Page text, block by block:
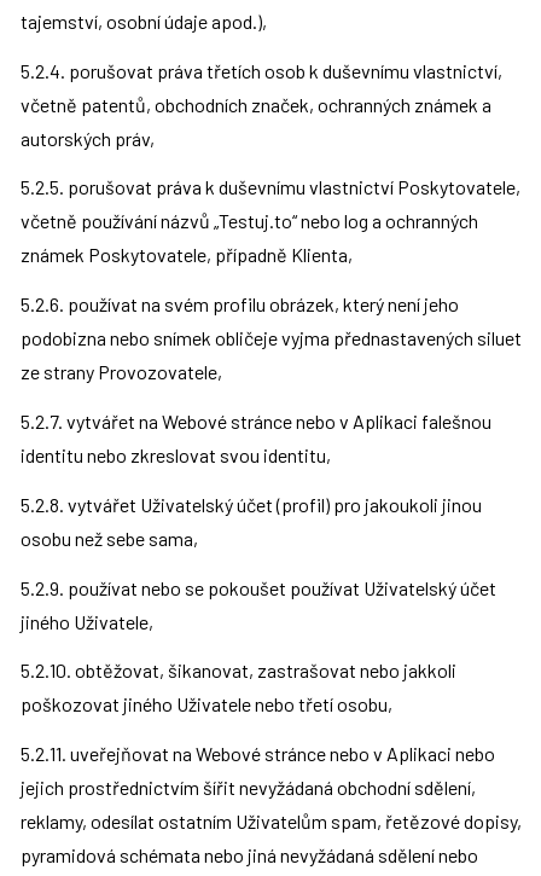
tajemství, osobní údaje apod.),
5.2.4. porušovat práva třetích osob k duševnímu vlastnictví,
včetně patentů, obchodních značek, ochranných známek a
autorských práv,
5.2.5. porušovat práva k duševnímu vlastnictví Poskytovatele,
včetně používání názvů „Testuj.to“ nebo log a ochranných
známek Poskytovatele, případně Klienta,
5.2.6. používat na svém profilu obrázek, který není jeho
podobizna nebo snímek obličeje vyjma přednastavených siluet
ze strany Provozovatele,
5.2.7. vytvářet na Webové stránce nebo v Aplikaci falešnou
identitu nebo zkreslovat svou identitu,
5.2.8. vytvářet Uživatelský účet (profil) pro jakoukoli jinou
osobu než sebe sama,
5.2.9. používat nebo se pokoušet používat Uživatelský účet
jiného Uživatele,
5.2.10. obtěžovat, šikanovat, zastrašovat nebo jakkoli
poškozovat jiného Uživatele nebo třetí osobu,
5.2.11. uveřejňovat na Webové stránce nebo v Aplikaci nebo
jejich prostřednictvím šířit nevyžádaná obchodní sdělení,
reklamy, odesílat ostatním Uživatelům spam, řetězové dopisy,
pyramidová schémata nebo jiná nevyžádaná sdělení nebo